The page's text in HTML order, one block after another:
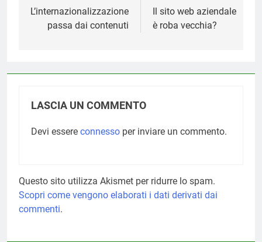
articoli
L’internazionalizzazione
passa dai contenuti
Il sito web aziendale
è roba vecchia?
LASCIA UN COMMENTO
Devi essere connesso per inviare un commento.
Questo sito utilizza Akismet per ridurre lo spam.
Scopri come vengono elaborati i dati derivati dai
commenti.